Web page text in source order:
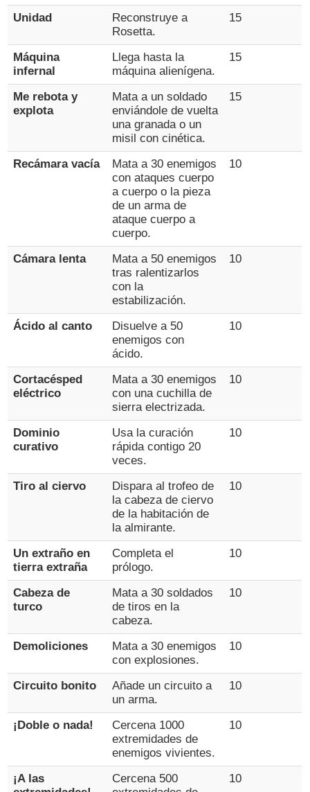
Unidad
Reconstruye a
Rosetta.
15
Máquina
infernal
Llega hasta la
máquina alienígena.
15
Me rebota y
explota
Mata a un soldado
enviándole de vuelta
una granada o un
misil con cinética.
15
Recámara vacía
Mata a 30 enemigos
con ataques cuerpo
a cuerpo o la pieza
de un arma de
ataque cuerpo a
cuerpo.
10
Cámara lenta
Mata a 50 enemigos
tras ralentizarlos
con la
estabilización.
10
Ácido al canto
Disuelve a 50
enemigos con
ácido.
10
Cortacésped
eléctrico
Mata a 30 enemigos
con una cuchilla de
sierra electrizada.
10
Dominio
curativo
Usa la curación
rápida contigo 20
veces.
10
Tiro al ciervo
Dispara al trofeo de
la cabeza de ciervo
de la habitación de
la almirante.
10
Un extraño en
tierra extraña
Completa el
prólogo.
10
Cabeza de
turco
Mata a 30 soldados
de tiros en la
cabeza.
10
Demoliciones
Mata a 30 enemigos
con explosiones.
10
Circuito bonito
Añade un circuito a
un arma.
10
¡Doble o nada!
Cercena 1000
extremidades de
enemigos vivientes.
10
¡A las
Cercena 500
10